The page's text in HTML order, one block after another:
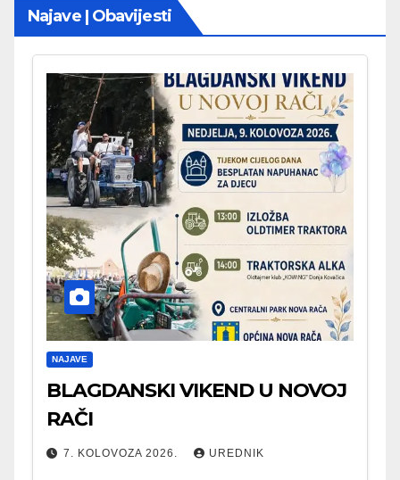
Najave | Obavijesti
NAJAVE
BLAGDANSKI VIKEND U NOVOJ
RAČI
7. KOLOVOZA 2026. UREDNIK